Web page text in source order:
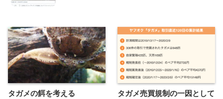
タガメの餌を考える
タガメ売買規制の一因として